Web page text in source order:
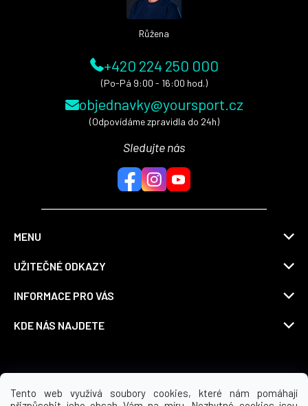
Tento web využívá soubory cookies, které nám pomáhají
Růžena
+420 224 250 000
(Po-Pá 9:00 - 16:00 hod.)
objednavky@yoursport.cz
(Odpovídáme zpravidla do 24h)
Sledujte nás
MENU
UŽITEČNÉ ODKAZY
INFORMACE PRO VÁS
KDE NÁS NAJDETE
Možnosti dopravy